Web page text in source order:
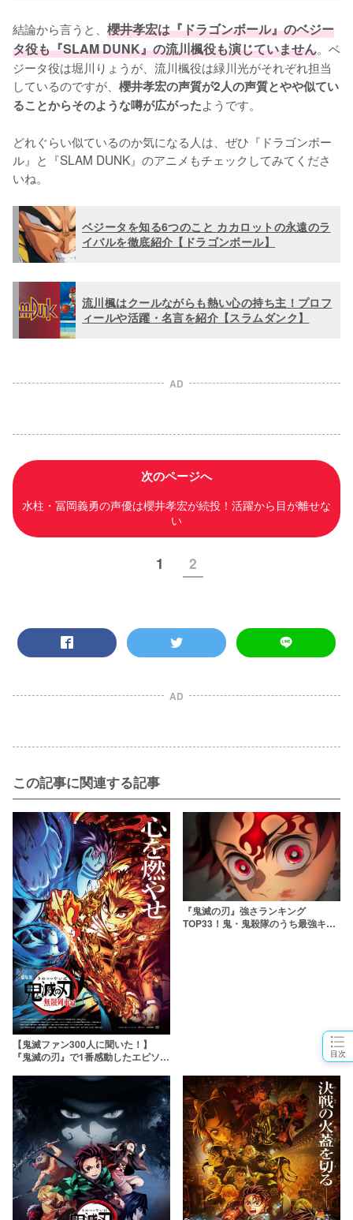
目次
結論から言うと、 櫻井孝宏は『ドラゴンボール』のベジー
タ役も『SLAM DUNK』の流川楓役も演じていません。ベ
ジータ役は堀川りょうが、流川楓役は緑川光がそれぞれ担当
しているのですが、 櫻井孝宏の声質が2人の声質とやや似てい
ることからそのような噂が広がったようです。
どれぐらい似ているのか気になる人は、ぜひ『ドラゴンボー
ル』と『SLAM DUNK』のアニメもチェックしてみてくださ
いね。
ベジータを知る6つのこと カカロットの永遠のラ
イバルを徹底紹介【ドラゴンボール】
流川楓はクールながらも熱い心の持ち主！プロフ
ィールや活躍・名言を紹介【スラムダンク】
AD
次のページへ
水柱・冨岡義勇の声優は櫻井孝宏が続投！活躍から目が離せな
い
1 2
AD
この記事に関連する記事
【鬼滅ファン300人に聞いた！】
『鬼滅の刃』で1番感動したエピソー
限城編」
『鬼滅の刃』強さランキング
TOP33！鬼・鬼殺隊のうち最強キャ